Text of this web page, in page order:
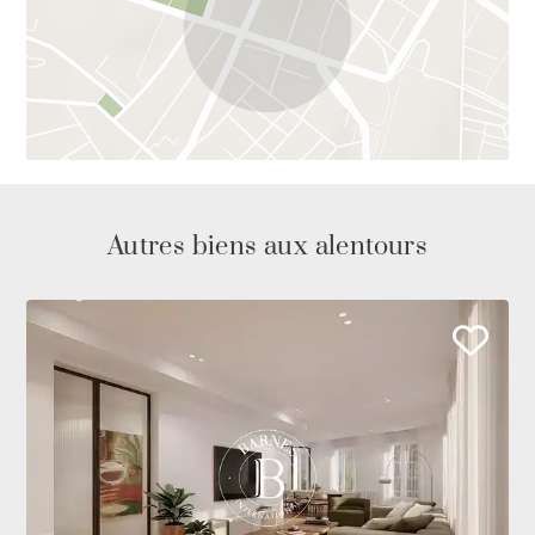
Barnes vous invite à visiter son site web www.barnes-
international.com
Autres biens aux alentours